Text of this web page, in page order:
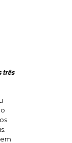
três